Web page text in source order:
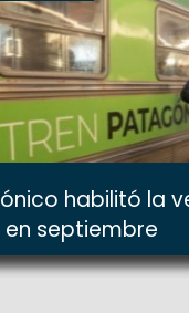
habilitó la
septiembre